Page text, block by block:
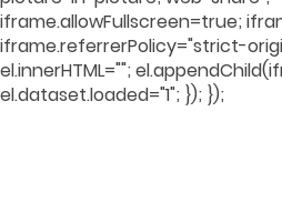
iframe.allowFullscreen=true;
iframe.referrerPolicy="strict-
el.innerHTML="";
el.dataset.loaded="1"; }); });